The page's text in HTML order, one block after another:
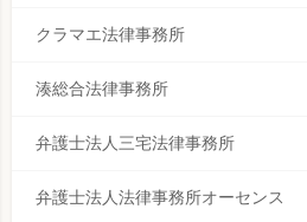
クラマエ法律事務所
湊総合法律事務所
弁護士法人三宅法律事務所
弁護士法人法律事務所オーセンス